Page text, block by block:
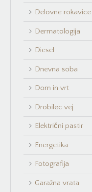
Delovne rokavice
Dermatologija
Diesel
Dnevna soba
Dom in vrt
Drobilec vej
Električni pastir
Energetika
Fotografija
Garažna vrata